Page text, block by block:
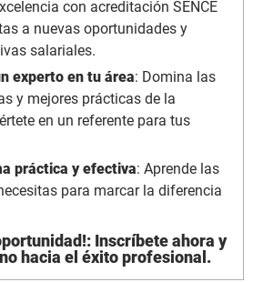
con acreditación SENCE
a nuevas oportunidades y
salariales.
experto en tu área: Domina las
y mejores prácticas de la
en un referente para tus
práctica y efectiva: Aprende las
para marcar la diferencia
Inscríbete ahora y
hacia el éxito profesional.